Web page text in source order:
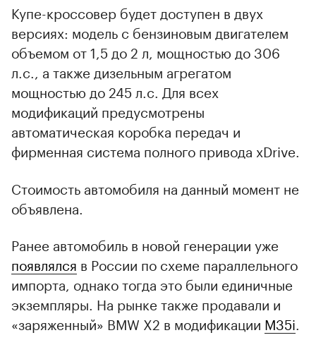
Купе-кроссовер будет доступен в двух
версиях: модель с бензиновым двигателем
объемом от 1,5 до 2 л, мощностью до 306
л.с., а также дизельным агрегатом
мощностью до 245 л.с. Для всех
модификаций предусмотрены
автоматическая коробка передач и
фирменная система полного привода xDrive.
Стоимость автомобиля на данный момент не
объявлена.
Ранее автомобиль в новой генерации уже
появлялся в России по схеме параллельного
импорта, однако тогда это были единичные
экземпляры. На рынке также продавали и
«заряженный» BMW X2 в модификации M35i